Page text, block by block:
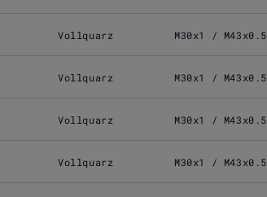
Vollquarz M30x1 / M43x0.5
Vollquarz M30x1 / M43x0.5
Vollquarz M30x1 / M43x0.5
Vollquarz M30x1 / M43x0.5